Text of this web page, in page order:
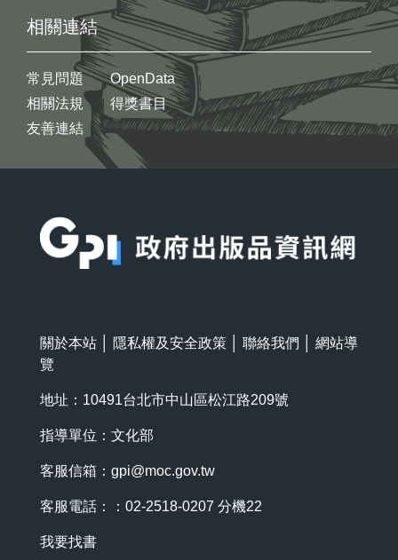
相關連結
常見問題
相關法規
友善連結
OpenData
得獎書目
關於本站 隱私權及安全政策 聯絡我們
網站導
覽
地址：10491台北市中山區松江路209號
指導單位：文化部
客服信箱： gpi@moc.gov.tw
客服電話：：02-2518-0207 分機22
我要找書